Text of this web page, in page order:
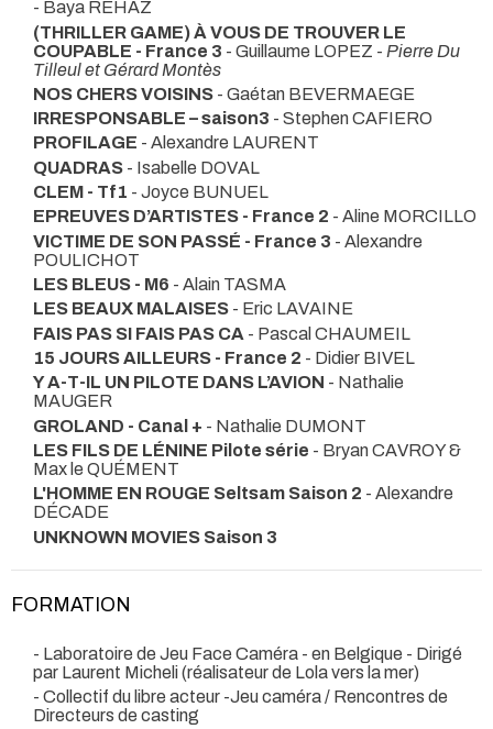
- Baya REHAZ
(THRILLER GAME) À VOUS DE TROUVER LE
COUPABLE - France 3 - Guillaume LOPEZ - Pierre Du
Tilleul et Gérard Montès
NOS CHERS VOISINS - Gaétan BEVERMAEGE
IRRESPONSABLE – saison3 - Stephen CAFIERO
PROFILAGE - Alexandre LAURENT
QUADRAS - Isabelle DOVAL
CLEM - Tf1 - Joyce BUNUEL
EPREUVES D’ARTISTES - France 2 - Aline MORCILLO
VICTIME DE SON PASSÉ - France 3 - Alexandre
POULICHOT
LES BLEUS - M6 - Alain TASMA
LES BEAUX MALAISES - Eric LAVAINE
FAIS PAS SI FAIS PAS CA - Pascal CHAUMEIL
15 JOURS AILLEURS - France 2 - Didier BIVEL
Y A-T-IL UN PILOTE DANS L’AVION - Nathalie
MAUGER
GROLAND - Canal + - Nathalie DUMONT
LES FILS DE LÉNINE Pilote série - Bryan CAVROY &
Max le QUÉMENT
L'HOMME EN ROUGE Seltsam Saison 2 - Alexandre
DÉCADE
UNKNOWN MOVIES Saison 3
FORMATION
- Laboratoire de Jeu Face Caméra - en Belgique - Dirigé
par Laurent Micheli (réalisateur de Lola vers la mer)
- Collectif du libre acteur -Jeu caméra / Rencontres de
Directeurs de casting